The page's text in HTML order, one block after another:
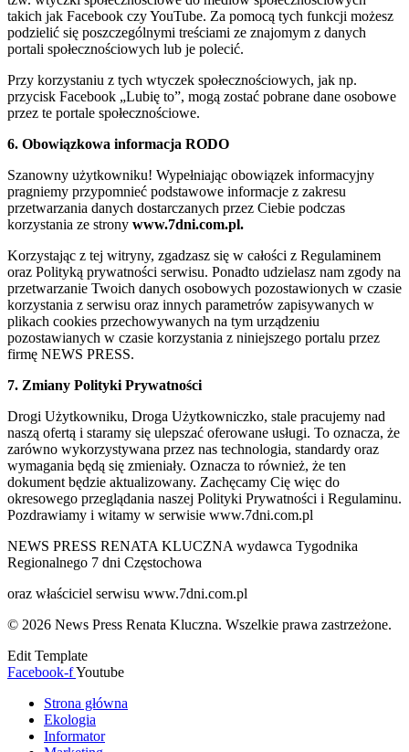
takich jak Facebook czy YouTube. Za pomocą tych funkcji możesz
podzielić się poszczególnymi treściami ze znajomym z danych
portali społecznościowych lub je polecić.
Przy korzystaniu z tych wtyczek społecznościowych, jak np.
przycisk Facebook „Lubię to”, mogą zostać pobrane dane osobowe
przez te portale społecznościowe.
6. Obowiązkowa informacja RODO
Szanowny użytkowniku! Wypełniając obowiązek informacyjny
pragniemy przypomnieć podstawowe informacje z zakresu
przetwarzania danych dostarczanych przez Ciebie podczas
korzystania ze strony www.7dni.com.pl.
Korzystając z tej witryny, zgadzasz się w całości z Regulaminem
oraz Polityką prywatności serwisu. Ponadto udzielasz nam zgody na
przetwarzanie Twoich danych osobowych pozostawionych w czasie
korzystania z serwisu oraz innych parametrów zapisywanych w
plikach cookies przechowywanych na tym urządzeniu
pozostawianych w czasie korzystania z niniejszego portalu przez
firmę NEWS PRESS.
7. Zmiany Polityki Prywatności
Drogi Użytkowniku, Droga Użytkowniczko, stale pracujemy nad
naszą ofertą i staramy się ulepszać oferowane usługi. To oznacza, że
zarówno wykorzystywana przez nas technologia, standardy oraz
wymagania będą się zmieniały. Oznacza to również, że ten
dokument będzie aktualizowany. Zachęcamy Cię więc do
okresowego przeglądania naszej Polityki Prywatności i Regulaminu.
Pozdrawiamy i witamy w serwisie www.7dni.com.pl
NEWS PRESS RENATA KLUCZNA wydawca Tygodnika
Regionalnego 7 dni Częstochowa
oraz właściciel serwisu www.7dni.com.pl
© 2026 News Press Renata Kluczna. Wszelkie prawa zastrzeżone.
Edit Template
Facebook-fYoutube
Strona główna
Ekologia
Informator